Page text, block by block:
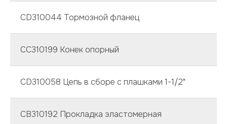
CD310044 Тормозной фланец
CC310199 Конек опорный
CD310058 Цепь в сборе с плашками 1-1/2"
CB310192 Прокладка эластомерная